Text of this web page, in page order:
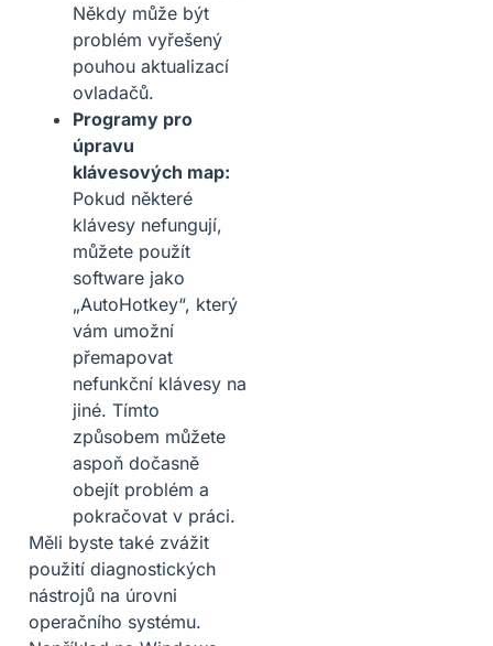
Někdy může být
problém vyřešený
pouhou aktualizací
ovladačů.
Programy pro
úpravu
klávesových map:
Pokud některé
klávesy nefungují,
můžete použít
software jako
„AutoHotkey“, který
vám umožní
přemapovat
nefunkční klávesy na
jiné. Tímto
způsobem můžete
aspoň dočasně
obejít problém a
pokračovat v práci.
Měli byste také zvážit
použití diagnostických
nástrojů na úrovni
operačního systému.